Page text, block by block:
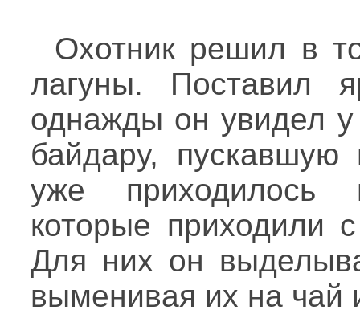
Охотник решил в
лагуны. Поставил
однажды он увидел
байдару,
уже приходилось
которые приходили
Для них он
выменивая их на чай